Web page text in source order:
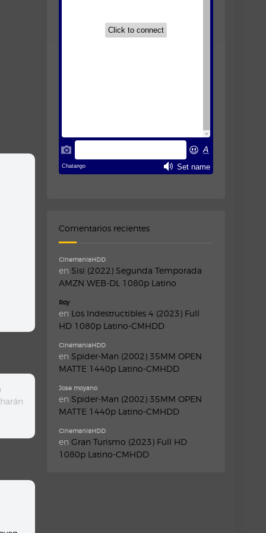
Comentarios recientes
CinemaniaHDD
en Sisi (2022) Segunda Temporada
AMZN WEB-DL 1080p Latino
Roy
en Los Indestructibles 4 (2023) Full
HD 1080p Latino-CMHDD
CinemaniaHDD
en Spider-Man (2002) 35MM OPEN
MATTE 1440p Latino-CMHDD
Jose moyano
en Spider-Man (2002) 35MM OPEN
MATTE 1440p Latino-CMHDD
CinemaniaHDD
en Gran Turismo (2023) Full HD
1080p Latino-CMHDD